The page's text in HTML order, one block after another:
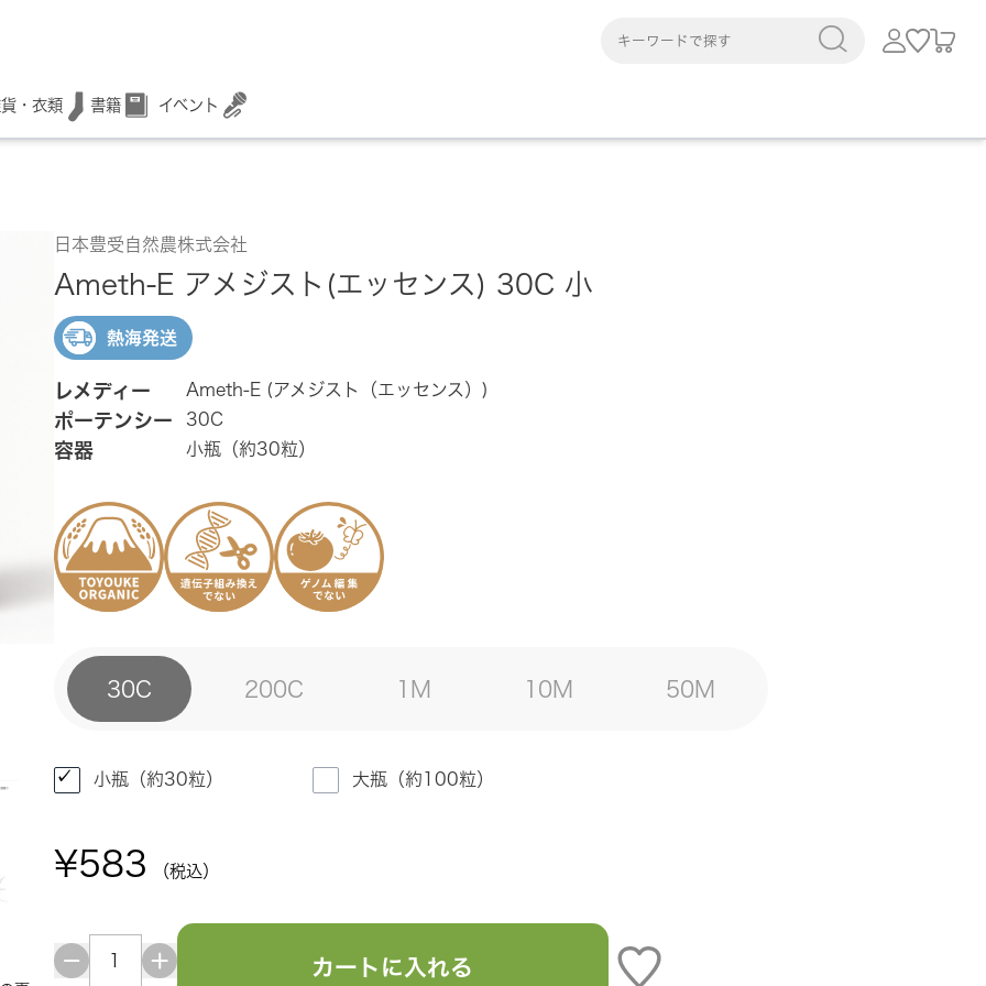
・衣類 書籍 イベント
日本豊受自然農株式会社
Ameth-E アメジスト(エッセンス) 30C 小
熱海発送
レメディー Ameth-E (アメジスト（エッセンス）)
ポーテンシー 30C
容器 小瓶（約30粒）
30C 200C 1M 10M 50M
小瓶（約30粒） 大瓶（約100粒）
¥583 （税込）
カートに入れる